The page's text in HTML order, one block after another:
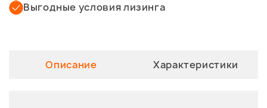
Выгодные условия лизинга
Описание Характеристики